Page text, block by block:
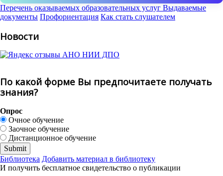
Перечень оказываемых образовательных услуг Выдаваемые
документы Профориентация Как стать слушателем
Новости
По какой форме Вы предпочитаете получать
знания?
Опрос
Очное обучение
Заочное обучение
Дистанционное обучение
Библиотека Добавить материал в библиотеку
И получить бесплатное свидетельство о публикации